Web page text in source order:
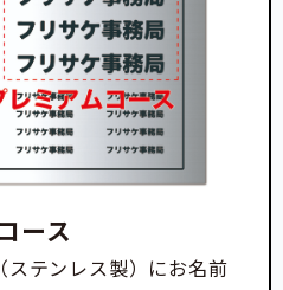
ース
ステンレス製）にお名前